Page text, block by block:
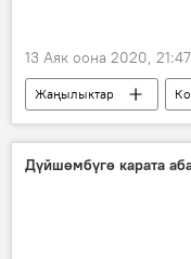
13 Аяк оона 2020, 21:47
Жаңылыктар
АКШ
өлүм жазасы
Дүйшөмбүгө карата